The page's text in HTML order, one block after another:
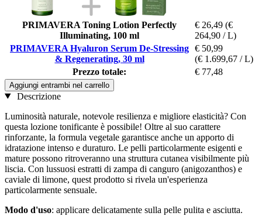
PRIMAVERA Toning Lotion Perfectly
Illuminating, 100 ml
€ 26,49 (€
264,90 / L)
PRIMAVERA Hyaluron Serum De-Stressing
& Regenerating, 30 ml
€ 50,99
(€ 1.699,67 / L)
Prezzo totale:
€ 77,48
Aggiungi entrambi nel carrello
Descrizione
Luminosità naturale, notevole resilienza e migliore elasticità? Con
questa lozione tonificante è possibile! Oltre al suo carattere
rinforzante, la formula vegetale garantisce anche un apporto di
idratazione intenso e duraturo. Le pelli particolarmente esigenti e
mature possono ritroveranno una struttura cutanea visibilmente più
liscia. Con lussuosi estratti di zampa di canguro (anigozanthos) e
caviale di limone, quest prodotto si rivela un'esperienza
particolarmente sensuale.
Modo d'uso: applicare delicatamente sulla pelle pulita e asciutta.